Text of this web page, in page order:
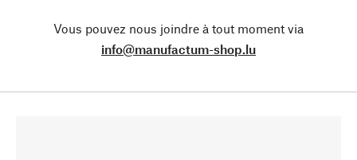
Vous pouvez nous joindre à tout moment via
info@manufactum-shop.lu